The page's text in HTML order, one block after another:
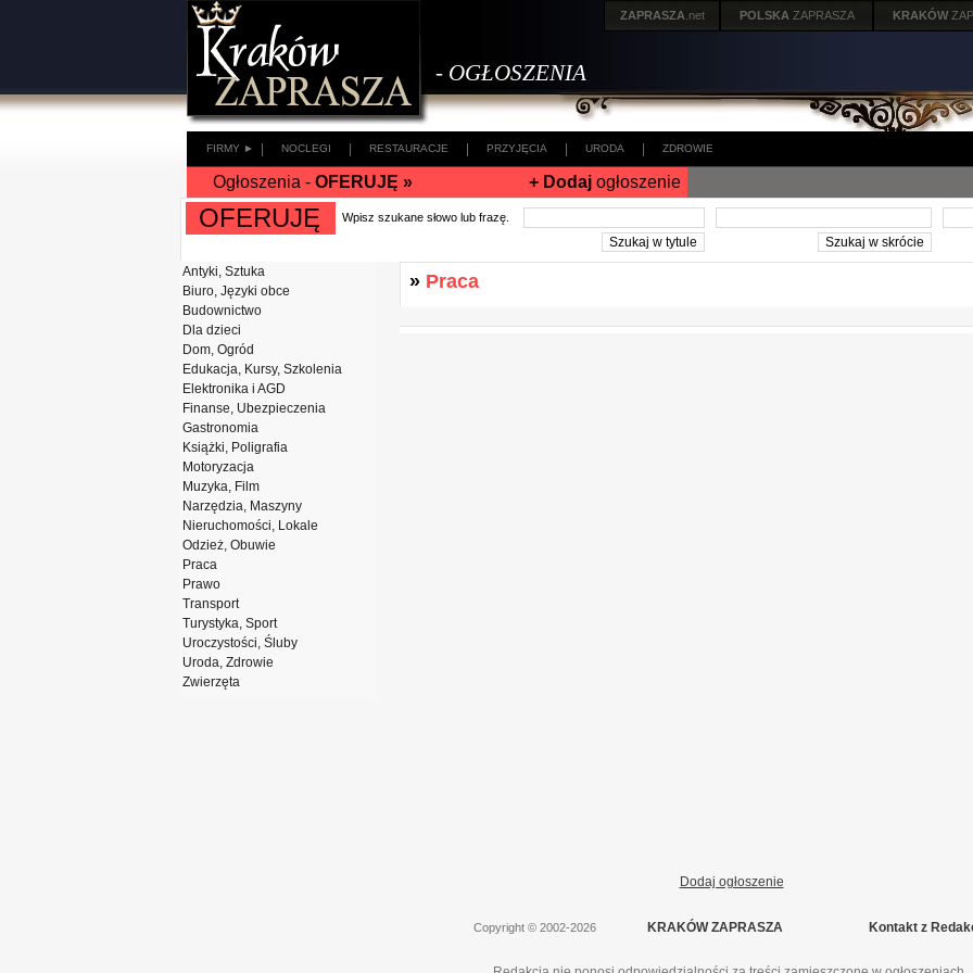
ZAPRASZA .net POLSKA ZAPRASZA KRAKÓW
- OGŁOSZENIA
FIRMY ► NOCLEGI RESTAURACJE PRZYJĘCIA URODA ZDROWIE
Ogłoszenia - OFERUJĘ » + Dodaj ogłoszenie
OFERUJĘ Wpisz szukane słowo lub frazę.
Antyki, Sztuka
Biuro, Języki obce
Budownictwo
Dla dzieci
Dom, Ogród
Edukacja, Kursy, Szkolenia
Elektronika i AGD
Finanse, Ubezpieczenia
Gastronomia
Książki, Poligrafia
Motoryzacja
Muzyka, Film
Narzędzia, Maszyny
Nieruchomości, Lokale
Odzież, Obuwie
Praca
Prawo
Transport
Turystyka, Sport
Uroczystości, Śluby
Uroda, Zdrowie
Zwierzęta
» Praca
Dodaj ogłoszenie
Copyright © 2002-2026 KRAKÓW ZAPRASZA Kontakt z